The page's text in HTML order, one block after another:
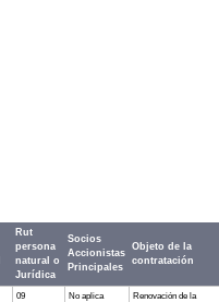
Rut
persona
natural o
Jurídica
Socios
Accionistas
Principales
Objeto de la
contratación
09 No aplica Renovación de la